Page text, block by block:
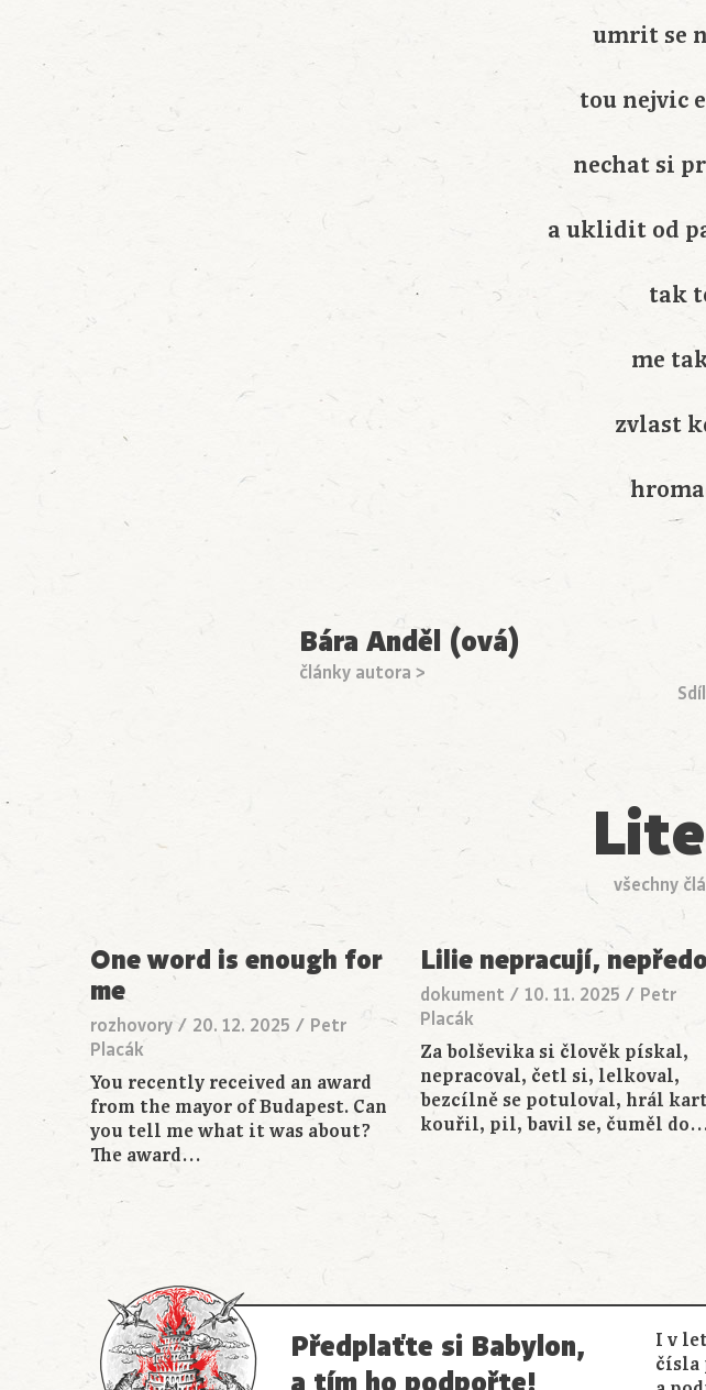
umrit se
tou nejvic
nechat si
a uklidit od
tak
me
zvlast
Bára Anděl (ová)
články autora >
všechny
One word is enough for
me
rozhovory / 20. 12. 2025 / Petr
Placák
You recently received an award
from the mayor of Budapest. Can
you tell me what it was about?
The award…
Lilie nepracují,
dokument / 10. 11. 2025 / Petr
Placák
Za bolševika si člověk pískal,
nepracoval, četl si, lelkoval,
bezcílně se potuloval, hrál
kouřil, pil, bavil se, čuměl
Předplaťte si Babylon,
I v
čísla